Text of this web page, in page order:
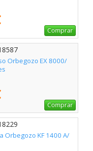
Comprar
Orbegozo EX 8000/
Comprar
Orbegozo KF 1400 A/